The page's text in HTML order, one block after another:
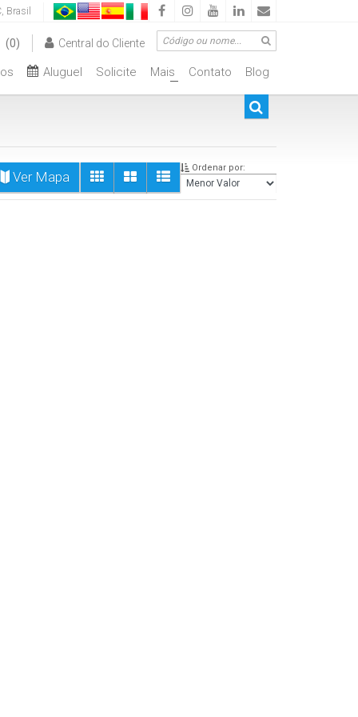
, Brasil
Central do Cliente
(0)
Blog
Contato
+
Mais
Solicite
Aluguel
Ver Mapa
Ordenar por: